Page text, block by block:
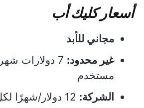
أسعار كليك أب
مجاني للأبد
غير محدود:
7 دولارات
مستخدم
الشركة: